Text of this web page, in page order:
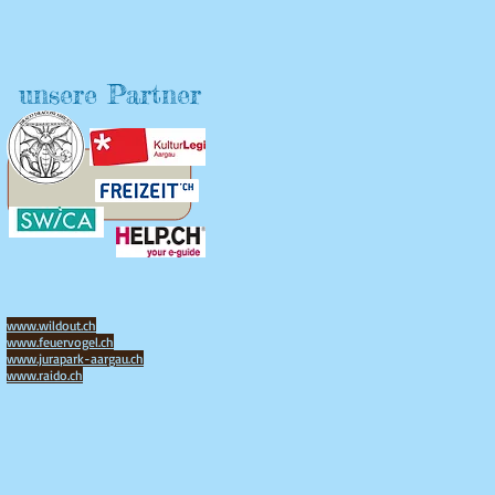
www.wildout.ch
www.feuervogel.ch
www.jurapark-aargau.ch
www.raido.ch
unsere Partner